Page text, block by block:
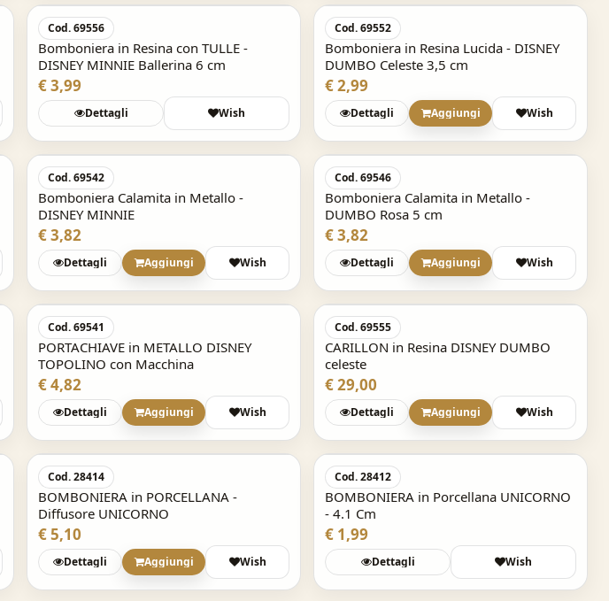
Cod. 69556
Bomboniera in Resina con TULLE -
DISNEY MINNIE Ballerina 6 cm
€ 3,99
Dettagli Wish
Cod. 69552
Bomboniera in Resina Lucida - DISNEY
DUMBO Celeste 3,5 cm
€ 2,99
Dettagli Aggiungi Wish
Cod. 69542
Bomboniera Calamita in Metallo -
DISNEY MINNIE
€ 3,82
Dettagli Aggiungi Wish
Cod. 69546
Bomboniera Calamita in Metallo -
DUMBO Rosa 5 cm
€ 3,82
Dettagli Aggiungi Wish
Cod. 69541
PORTACHIAVE in METALLO DISNEY
TOPOLINO con Macchina
€ 4,82
Dettagli Aggiungi Wish
Cod. 69555
CARILLON in Resina DISNEY DUMBO
celeste
€ 29,00
Dettagli Aggiungi
Wish
Cod. 28414
BOMBONIERA in PORCELLANA -
Diffusore UNICORNO
€ 5,10
Dettagli Aggiungi Wish
Acquisto Veloce
Cod. 28412
BOMBONIERA in Porcellana UNICORNO
- 4.1 Cm
€ 1,99
Dettagli Wish